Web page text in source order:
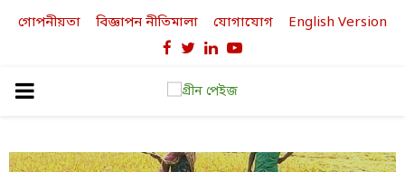
গোপনীয়তা বিজ্ঞাপন নীতিমালা যোগাযোগ English Version
Facebook
TwitterLinkedinYoutube
PRIMARY